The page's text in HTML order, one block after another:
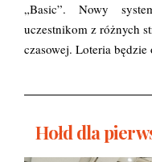
„Basic”. Nowy
uczestnikom z różnych
czasowej. Loteria
Hołd dla